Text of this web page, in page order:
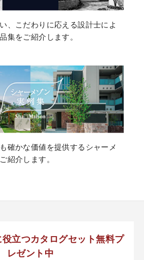
、こだわりに応える設計士によ
集をご紹介します。
確かな価値を提供するシャーメ
紹介します。
立つカタログセット無料プ
レゼント中